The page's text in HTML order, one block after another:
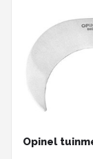
Opinel